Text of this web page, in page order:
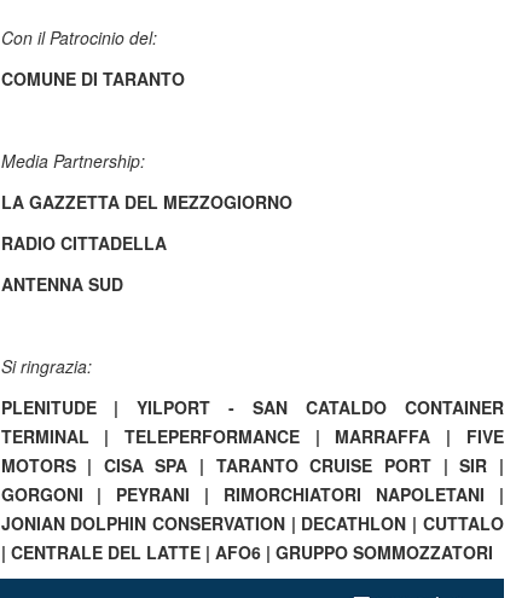
Con il Patrocinio del:
COMUNE DI TARANTO
Media Partnership:
LA GAZZETTA DEL MEZZOGIORNO
RADIO CITTADELLA
ANTENNA SUD
Si ringrazia:
PLENITUDE | YILPORT - SAN CATALDO CONTAINER
TERMINAL | TELEPERFORMANCE | MARRAFFA | FIVE
MOTORS | CISA SPA | TARANTO CRUISE PORT | SIR |
GORGONI | PEYRANI | RIMORCHIATORI NAPOLETANI |
JONIAN DOLPHIN CONSERVATION | DECATHLON | CUTTALO
| CENTRALE DEL LATTE | AFO6 | GRUPPO SOMMOZZATORI